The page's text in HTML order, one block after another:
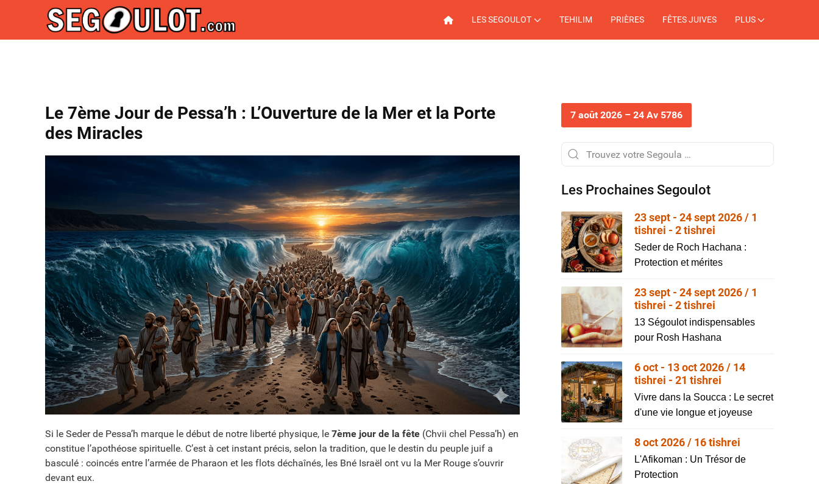
LES SEGOULOT TEHILIM PRIÈRES FÊTES JUIVES PLUS
Le 7ème Jour de Pessa’h : L’Ouverture de la Mer et la Porte
des Miracles
Si le Seder de Pessa’h marque le début de notre liberté physique, le 7ème jour de la fête (Chvii chel Pessa’h) en
constitue l’apothéose spirituelle. C’est à cet instant précis, selon la tradition, que le destin du peuple juif a
basculé : coincés entre l’armée de Pharaon et les flots déchaînés, les Bné Israël ont vu la Mer Rouge s’ouvrir
devant eux.
7 août 2026 – 24 Av 5786
Les Prochaines Segoulot
23 sept - 24 sept 2026 / 1
tishrei - 2 tishrei
Seder de Roch Hachana :
Protection et mérites
23 sept - 24 sept 2026 / 1
tishrei - 2 tishrei
13 Ségoulot indispensables
pour Rosh Hashana
6 oct - 13 oct 2026 / 14
tishrei - 21 tishrei
Vivre dans la Soucca : Le secret
d'une vie longue et joyeuse
8 oct 2026 / 16 tishrei
L'Afikoman : Un Trésor de
Protection